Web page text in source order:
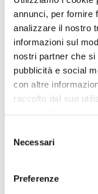
annunci, per fornire
analizzare il nostro
informazioni sul
nostri partner che
pubblicità e social
con altre
raccolto dal suo
delNecessari
Preferenze
Anno
Anno
Recensito da
Il Dio dei
Anno